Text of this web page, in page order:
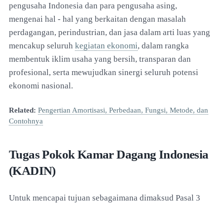
pengusaha Indonesia dan para pengusaha asing,
mengenai hal - hal yang berkaitan dengan masalah
perdagangan, perindustrian, dan jasa dalam arti luas yang
mencakup seluruh kegiatan ekonomi, dalam rangka
membentuk iklim usaha yang bersih, transparan dan
profesional, serta mewujudkan sinergi seluruh potensi
ekonomi nasional.
Related: Pengertian Amortisasi, Perbedaan, Fungsi, Metode, dan
Contohnya
Tugas Pokok Kamar Dagang Indonesia
(KADIN)
Untuk mencapai tujuan sebagaimana dimaksud Pasal 3